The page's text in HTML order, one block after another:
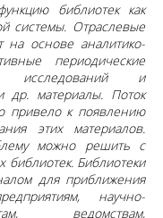
библиотек как
системы. Отраслевые
на основе аналитико-
периодические
исследований и
др. материалы. Поток
привело к появлению
этих материалов.
можно решить с
Библиотеки
для приближения
научно-
ведомствам,